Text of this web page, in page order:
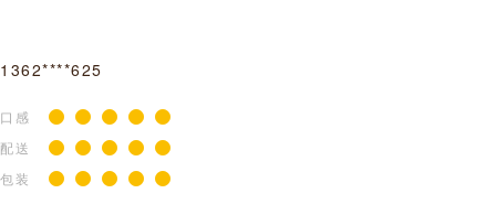
1362****625
口感
配送
包装